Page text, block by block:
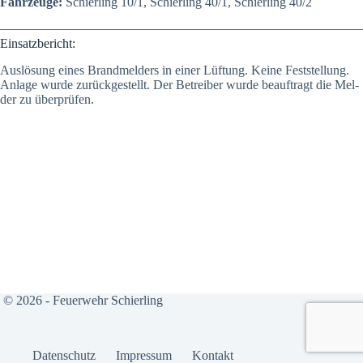
Ein­satz­be­richt:
Aus­lö­sung eines Brand­mel­ders in einer Lüf­tung. Kei­ne Fest­stel­lung.
Anla­ge wur­de zurück­ge­stellt. Der Betrei­ber wur­de beauf­tragt die Mel­
der zu über­prü­fen.
© 2026 - Feuerwehr Schierling
Daten­schutz Impres­sum Kon­takt